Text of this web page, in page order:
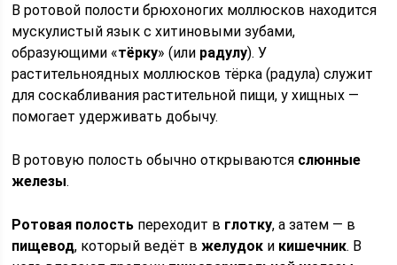
В ротовой полости брюхоногих моллюсков находится
мускулистый язык с хитиновыми зубами,
образующими «тёрку» (или радулу). У
растительноядных моллюсков тёрка (радула) служит
для соскабливания растительной пищи, у хищных —
помогает удерживать добычу.
В ротовую полость обычно открываются слюнные
железы.
Ротовая полость переходит в глотку, а затем — в
пищевод, который ведёт вжелудок и кишечник. В